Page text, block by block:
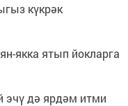
күкрәк
якка ятып йокларга
эчү дә ярдәм итми